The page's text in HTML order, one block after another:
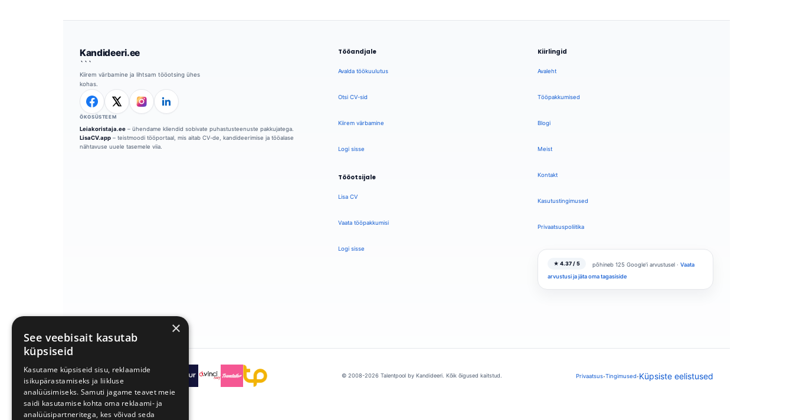
Kandideeri.ee
```
Kiirem värbamine ja lihtsam tööotsing ühes
kohas.
ÖKOSÜSTEEM
Leiakoristaja.ee – ühendame kliendid sobivate puhastusteenuste pakkujatega.
LisaCV.app – teistmoodi tööportaal, mis aitab CV-de, kandideerimise ja tööalase
nähtavuse uuele tasemele viia.
Tööandjale
Avalda töökuulutus
Otsi CV-sid
Kiirem värbamine
Logi sisse
Tööotsijale
Lisa CV
Vaata tööpakkumisi
Logi sisse
Kiirlingid
Avaleht
Tööpakkumised
Blogi
Meist
Kontakt
Kasutustingimused
Privaatsuspoliitika
★ 4.37 / 5 põhineb 125 Google'i arvustusel · Vaata
arvustusi ja jäta oma tagasiside
```
© 2008-2026 Talentpool by Kandideeri. Kõik õigused kaitstud. Privaatsus·Tingimused·Küpsiste eelistused
```
×
See veebisait kasutab
küpsiseid
Kasutame küpsiseid sisu, reklaamide
isikupärastamiseks ja liikluse
analüüsimiseks. Samuti jagame teavet meie
saidi kasutamise kohta oma reklaami- ja
analüüsipartneritega, kes võivad seda